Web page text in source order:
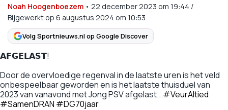
Noah Hoogenboezem • 22 december 2023 om 19:44 /
Bijgewerkt op 6 augustus 2024 om 10:53
Volg Sportnieuws.nl op Google Discover
𝗔𝗙𝗚𝗘𝗟𝗔𝗦𝗧!
Door de overvloedige regenval in de laatste uren is het veld
onbespeelbaar geworden en is het laatste thuisduel van
2023 van vanavond met Jong PSV afgelast...#VeurAltied
#SamenDRAN #DG70jaar